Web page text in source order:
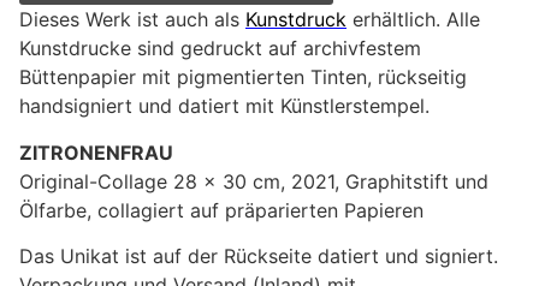
Dieses Werk ist auch als Kunstdruck erhältlich. Alle
Kunstdrucke sind gedruckt auf archivfestem
Büttenpapier mit pigmentierten Tinten, rückseitig
handsigniert und datiert mit Künstlerstempel.
ZITRONENFRAU
Original-Collage 28 x 30 cm, 2021, Graphitstift und
Ölfarbe, collagiert auf präparierten Papieren
Das Unikat ist auf der Rückseite datiert und signiert.